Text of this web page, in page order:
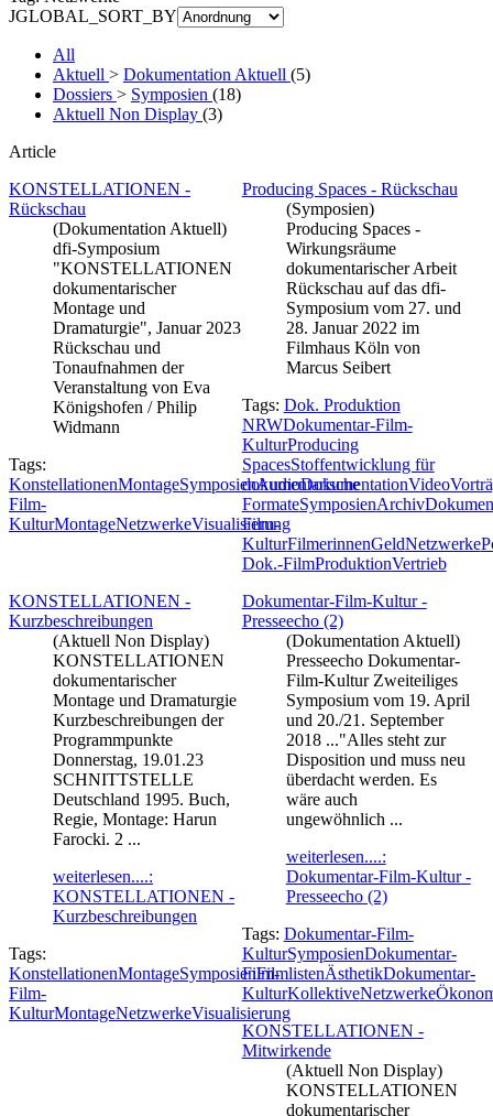
JGLOBAL_SORT_BY
All
Aktuell > Dokumentation Aktuell (5)
Dossiers > Symposien (18)
Aktuell Non Display (3)
Article
KONSTELLATIONEN -
Rückschau
(Dokumentation Aktuell)
dfi-Symposium
"KONSTELLATIONEN
dokumentarischer
Montage und
Dramaturgie", Januar 2023
Rückschau und
Tonaufnahmen der
Veranstaltung von Eva
Königshofen / Philip
Widmann
Tags:
KonstellationenMontageSymposienAudioDokumentationVideo
Film-
KulturMontageNetzwerkeVisualisierung
Producing Spaces - Rückschau
(Symposien)
Producing Spaces -
Wirkungsräume
dokumentarischer Arbeit
Rückschau auf das dfi-
Symposium vom 27. und
28. Januar 2022 im
Filmhaus Köln von
Marcus Seibert
Tags: Dok. Produktion
NRWDokumentar-Film-
KulturProducing
SpacesStoffentwicklung für
dokumentarische
FormateSymposienArchiv
Film-
KulturFilmerinnenGeldNetzwerke
Dok.-FilmProduktionVertrieb
KONSTELLATIONEN -
Kurzbeschreibungen
(Aktuell Non Display)
KONSTELLATIONEN
dokumentarischer
Montage und Dramaturgie
Kurzbeschreibungen der
Programmpunkte
Donnerstag, 19.01.23
SCHNITTSTELLE
Deutschland 1995. Buch,
Regie, Montage: Harun
Farocki. 2 ...
weiterlesen....:
KONSTELLATIONEN -
Kurzbeschreibungen
Tags:
KonstellationenMontageSymposienFilmlistenÄsthetikDokumentar-
Film-
KulturMontageNetzwerkeVisualisierung
Dokumentar-Film-Kultur -
Presseecho (2)
(Dokumentation Aktuell)
Presseecho Dokumentar-
Film-Kultur Zweiteiliges
Symposium vom 19. April
und 20./21. September
2018 ..."Alles steht zur
Disposition und muss neu
überdacht werden. Es
wäre auch
ungewöhnlich ...
weiterlesen....:
Dokumentar-Film-Kultur -
Presseecho (2)
Tags: Dokumentar-Film-
KulturSymposienDokumentar-
Film-
KulturKollektiveNetzwerke
KONSTELLATIONEN -
Mitwirkende
(Aktuell Non Display)
KONSTELLATIONEN
dokumentarischer